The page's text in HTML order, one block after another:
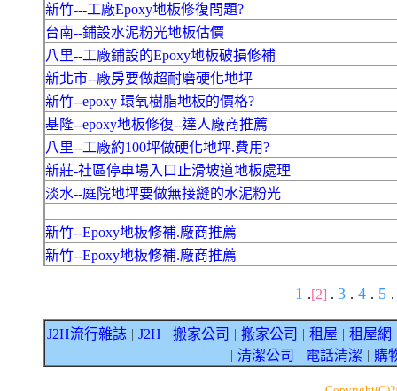
新竹---工廠Epoxy地板修復問題?
台南--鋪設水泥粉光地板估價
八里--工廠鋪設的Epoxy地板破損修補
新北市--廠房要做超耐磨硬化地坪
新竹--epoxy 環氧樹脂地板的價格?
基隆--epoxy地板修復--達人廠商推薦
八里--工廠約100坪做硬化地坪.費用?
新莊-社區停車場入口止滑坡道地板處理
淡水--庭院地坪要做無接縫的水泥粉光
新竹--Epoxy地板修補.廠商推薦
新竹--Epoxy地板修補.廠商推薦
1 .[2] . 3 . 4 . 5 .
J2H流行雜誌 J2H 搬家公司 搬家公司 租屋 租屋網
清潔公司 電話清潔 購